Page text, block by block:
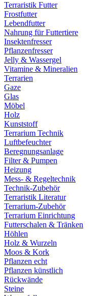
Terraristik Futter
Frostfutter
Lebendfutter
Nahrung für Futtertiere
Insektenfresser
Pflanzenfresser
Jelly & Wassergel
Vitamine & Mineralien
Terrarien
Gaze
Glas
Möbel
Holz
Kunststoff
Terrarium Technik
Luftbefeuchter
Beregnungsanlage
Filter & Pumpen
Heizung
Mess- & Regeltechnik
Technik-Zubehör
Terraristik Literatur
Terrarium-Zubehör
Terrarium Einrichtung
Futterschalen & Tränken
Höhlen
Holz & Wurzeln
Moos & Kork
Pflanzen echt
Pflanzen künstlich
Rückwände
Steine